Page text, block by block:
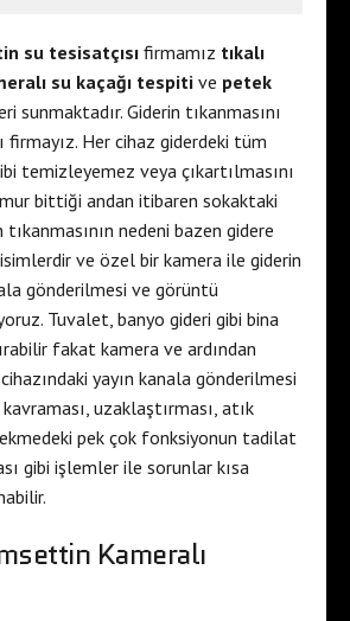
su tesisatçısı firmamız tıkalı
su kaçağı tespitive petek
sunmaktadır. Giderin tıkanmasını
firmayız. Her cihaz giderdeki tüm
temizleyemez veya çıkartılmasını
bittiği andan itibaren sokaktaki
tıkanmasının nedeni bazen gidere
ve özel bir kamera ile giderin
gönderilmesi ve görüntü
Tuvalet, banyo gideri gibi bina
fakat kamera ve ardından
cihazındaki yayın kanala gönderilmesi
uzaklaştırması, atık
pek çok fonksiyonun tadilat
gibi işlemler ile sorunlar kısa
Kameralı